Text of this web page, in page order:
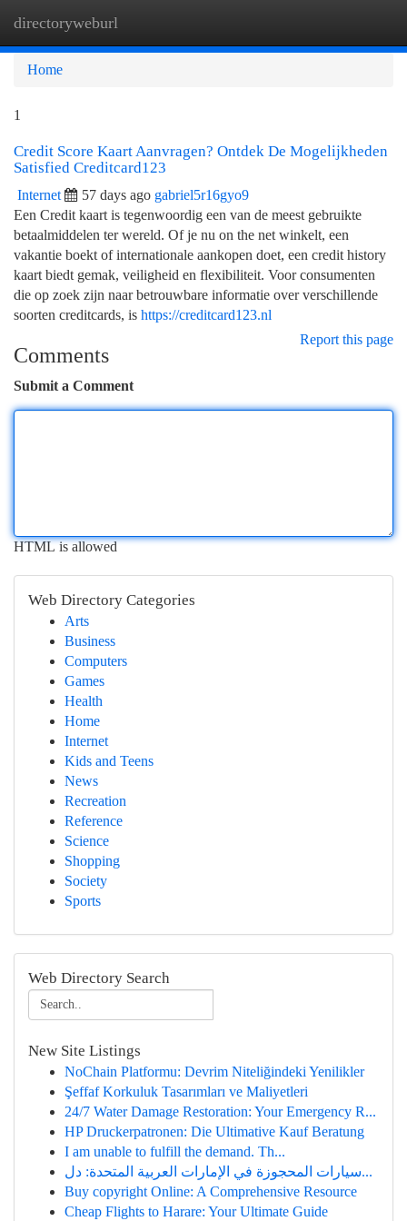
directoryweburl
Home
1
Credit Score Kaart Aanvragen? Ontdek De Mogelijkheden
Satisfied Creditcard123
Internet 57 days ago gabriel5r16gyo9
Een Credit kaart is tegenwoordig een van de meest gebruikte
betaalmiddelen ter wereld. Of je nu on the net winkelt, een
vakantie boekt of internationale aankopen doet, een credit history
kaart biedt gemak, veiligheid en flexibiliteit. Voor consumenten
die op zoek zijn naar betrouwbare informatie over verschillende
soorten creditcards, is https://creditcard123.nl
Report this page
Comments
Submit a Comment
HTML is allowed
Web Directory Categories
Arts
Business
Computers
Games
Health
Home
Internet
Kids and Teens
News
Recreation
Reference
Science
Shopping
Society
Sports
Web Directory Search
New Site Listings
NoChain Platformu: Devrim Niteliğindeki Yenilikler
Şeffaf Korkuluk Tasarımları ve Maliyetleri
24/7 Water Damage Restoration: Your Emergency R...
HP Druckerpatronen: Die Ultimative Kauf Beratung
I am unable to fulfill the demand. Th...
سيارات المحجوزة في الإمارات العربية المتحدة: دل...
Buy copyright Online: A Comprehensive Resource
Cheap Flights to Harare: Your Ultimate Guide